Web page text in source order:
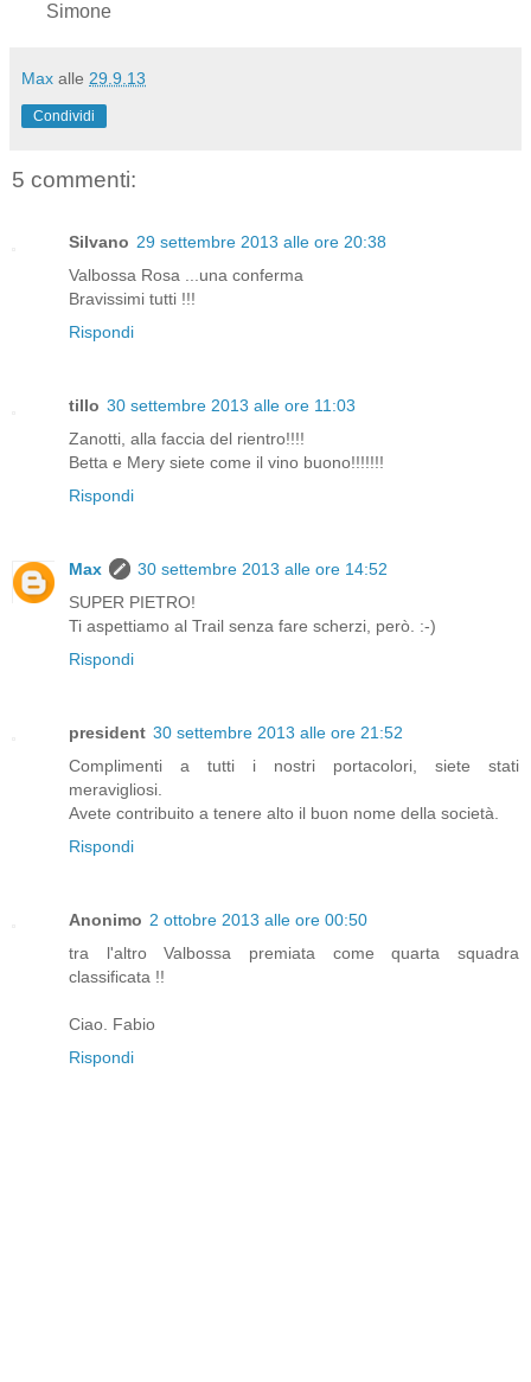
Simone
Max alle 29.9.13
Condividi
5 commenti:
Silvano 29 settembre 2013 alle ore 20:38
Valbossa Rosa ...una conferma
Bravissimi tutti !!!
Rispondi
tillo 30 settembre 2013 alle ore 11:03
Zanotti, alla faccia del rientro!!!!
Betta e Mery siete come il vino buono!!!!!!!
Rispondi
Max
30 settembre 2013 alle ore 14:52
SUPER PIETRO!
Ti aspettiamo al Trail senza fare scherzi, però. :-)
Rispondi
president 30 settembre 2013 alle ore 21:52
Complimenti a tutti i nostri portacolori, siete stati
meravigliosi.
Avete contribuito a tenere alto il buon nome della società.
Rispondi
Anonimo 2 ottobre 2013 alle ore 00:50
tra l'altro Valbossa premiata come quarta squadra
classificata !!
Ciao. Fabio
Rispondi